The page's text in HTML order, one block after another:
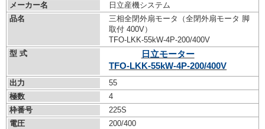
メーカー名
日立産機システム
品名
三相全閉外扇モータ（全閉外扇モータ 脚
取付 400V）
TFO-LKK-55kW-4P-200/400V
型 式
日立モーター
TFO-LKK-55kW-4P-200/400V
出力
55
極数
4
枠番号
225S
電圧
200/400